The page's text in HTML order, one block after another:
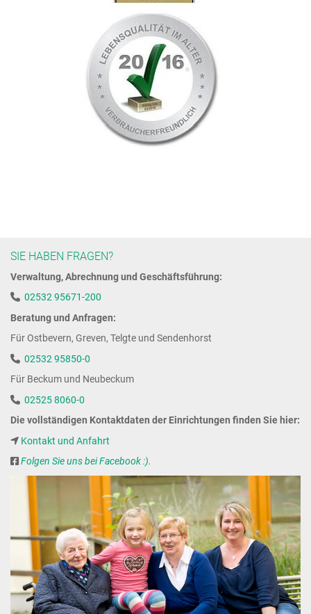
SIE HABEN FRAGEN?
Verwaltung, Abrechnung und Geschäftsführung:
02532 95671-200
Beratung und Anfragen:
Für Ostbevern, Greven, Telgte und Sendenhorst
02532 95850-0
Für Beckum und Neubeckum
02525 8060-0
Die vollständigen Kontaktdaten der Einrichtungen finden Sie hier:
Kontakt und Anfahrt
Folgen Sie uns bei Facebook :).